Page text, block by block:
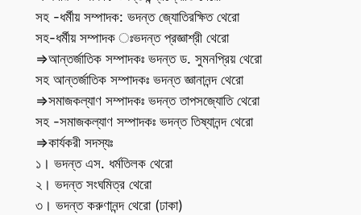
সহ -ধর্মীয় সম্পাদক: ভদন্ত জ্যোতিরক্ষিত থেরো
সহ-ধর্মীয় সম্পাদক ঃভদন্ত প্রজ্ঞাশ্রী থেরো
⇒আন্তর্জাতিক সম্পাদকঃ ভদন্ত ড. সুমনপ্রিয় থেরো
সহ আন্তর্জাতিক সম্পাদকঃ ভদন্ত জ্ঞানানন্দ থেরো
⇒সমাজকল্যাণ সম্পাদকঃ ভদন্ত তাপসজ্যোতি থেরো
সহ -সমাজকল্যাণ সম্পাদকঃ ভদন্ত তিষ্যানন্দ থেরো
⇒কার্যকরী সদস্যঃ
১। ভদন্ত এস. ধর্মতিলক থেরো
২। ভদন্ত সংঘমিত্র থেরো
৩। ভদন্ত করুণানন্দ থেরো (ঢাকা)